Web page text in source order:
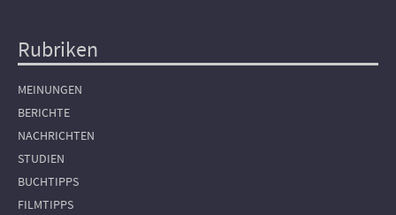
Hauptnavigation
Rubriken
MEINUNGEN
BERICHTE
NACHRICHTEN
STUDIEN
BUCHTIPPS
FILMTIPPS